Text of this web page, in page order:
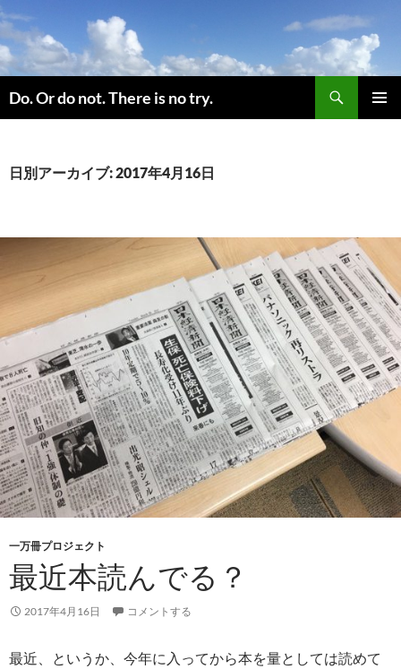
コ
ン
テ
ン
ツ
へ
ッ
Do. Or do not. There is no try.
索
日別アーカイブ: 2017年4月16日
一万冊プロジェクト
最近本読んでる？
2017年4月16日 コメントする
最近、というか、今年に入ってから本を量としては読めて